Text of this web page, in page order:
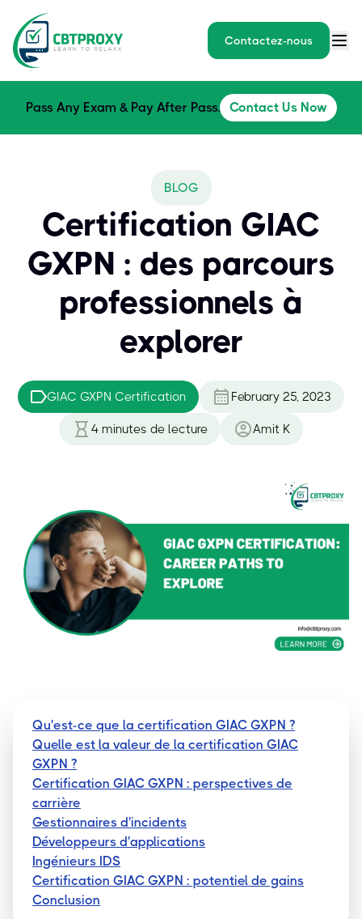
Contactez-nous
Pass Any Exam & Pay After Pass. Contact Us Now
BLOG
Certification GIAC
GXPN : des parcours
professionnels à
explorer
GIAC GXPN Certification February 25, 2023
4 minutes de lecture Amit K
Qu'est-ce que la certification GIAC GXPN ?
Quelle est la valeur de la certification GIAC
GXPN ?
Certification GIAC GXPN : perspectives de
carrière
Gestionnaires d'incidents
Développeurs d'applications
Ingénieurs IDS
Certification GIAC GXPN : potentiel de gains
Conclusion